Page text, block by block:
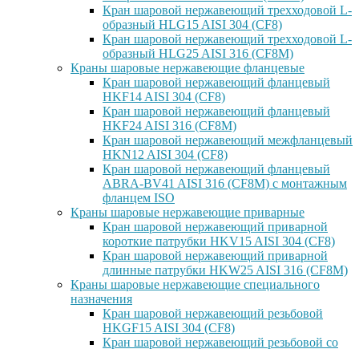
Кран шаровой нержавеющий трехходовой L-
образный HLG15 AISI 304 (CF8)
Кран шаровой нержавеющий трехходовой L-
образный HLG25 AISI 316 (CF8M)
Краны шаровые нержавеющие фланцевые
Кран шаровой нержавеющий фланцевый
HKF14 AISI 304 (CF8)
Кран шаровой нержавеющий фланцевый
HKF24 AISI 316 (CF8M)
Кран шаровой нержавеющий межфланцевый
HKN12 AISI 304 (CF8)
Кран шаровой нержавеющий фланцевый
ABRA-BV41 AISI 316 (CF8M) с монтажным
фланцем ISO
Краны шаровые нержавеющие приварные
Кран шаровой нержавеющий приварной
короткие патрубки HKV15 AISI 304 (CF8)
Кран шаровой нержавеющий приварной
длинные патрубки HKW25 AISI 316 (CF8M)
Краны шаровые нержавеющие специального
назначения
Кран шаровой нержавеющий резьбовой
HKGF15 AISI 304 (CF8)
Кран шаровой нержавеющий резьбовой со